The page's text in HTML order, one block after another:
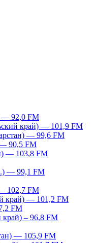
— 92,0 FM
край) — 101,9 FM
— 99,6 FM
90,5 FM
— 103,8 FM
— 99,1 FM
102,7 FM
край) — 101,2 FM
FM
край) – 96,8 FM
— 105,9 FM